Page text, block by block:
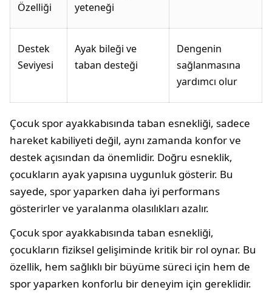
Özelliği
yeteneği
Destek
Seviyesi
Ayak bileği ve
taban desteği
Dengenin
sağlanmasına
yardımcı olur
Çocuk spor ayakkabısında taban esnekliği, sadece
hareket kabiliyeti değil, aynı zamanda konfor ve
destek açısından da önemlidir. Doğru esneklik,
çocukların ayak yapısına uygunluk gösterir. Bu
sayede, spor yaparken daha iyi performans
gösterirler ve yaralanma olasılıkları azalır.
Çocuk spor ayakkabısında taban esnekliği,
çocukların fiziksel gelişiminde kritik bir rol oynar. Bu
özellik, hem sağlıklı bir büyüme süreci için hem de
spor yaparken konforlu bir deneyim için gereklidir.